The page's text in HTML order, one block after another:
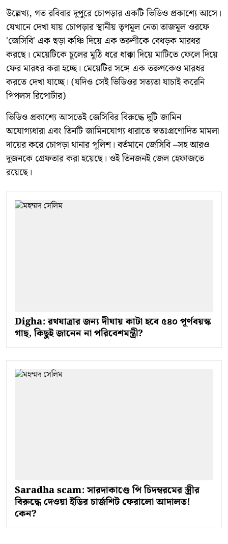
উল্লেখ্য, গত রবিবার দুপুরে চোপড়ার একটি ভিডিও প্রকাশ্যে আসে।
যেখানে দেখা যায় চোপড়ার স্থানীয় তৃণমূল নেতা তাজমূল ওরফে
'জেসিবি' এক ছড়া কঞ্চি দিয়ে এক তরুণীকে বেধড়ক মারধর
করছে। মেয়েটিকে চুলের মুঠি ধরে ধাক্কা দিয়ে মাটিতে ফেলে দিয়ে
ফের মারধর করা হচ্ছে। মেয়েটির সঙ্গে এক তরুণকেও মারধর
করতে দেখা যাচ্ছে। (যদিও সেই ভিডিওর সত্যতা যাচাই করেনি
পিপলস রিপোর্টার)
ভিডিও প্রকাশ্যে আসতেই জেসিবির বিরুদ্ধে দুটি জামিন
অযোগ্যধারা এবং তিনটি জামিনযোগ্য ধারাতে স্বতঃপ্রণোদিত মামলা
দায়ের করে চোপড়া থানার পুলিশ। বর্তমানে জেসিবি –সহ আরও
দুজনকে গ্রেফতার করা হয়েছে। ওই তিনজনই জেল হেফাজতে
রয়েছে।
Digha: রথযাত্রার জন্য দীঘায় কাটা হবে ৫৪০ পূর্ণবয়স্ক
গাছ, কিছুই জানেন না পরিবেশমন্ত্রী?
Saradha scam: সারদাকাণ্ডে পি চিদম্বরমের স্ত্রীর
বিরুদ্ধে দেওয়া ইডির চার্জশিট ফেরালো আদালত!
কেন?